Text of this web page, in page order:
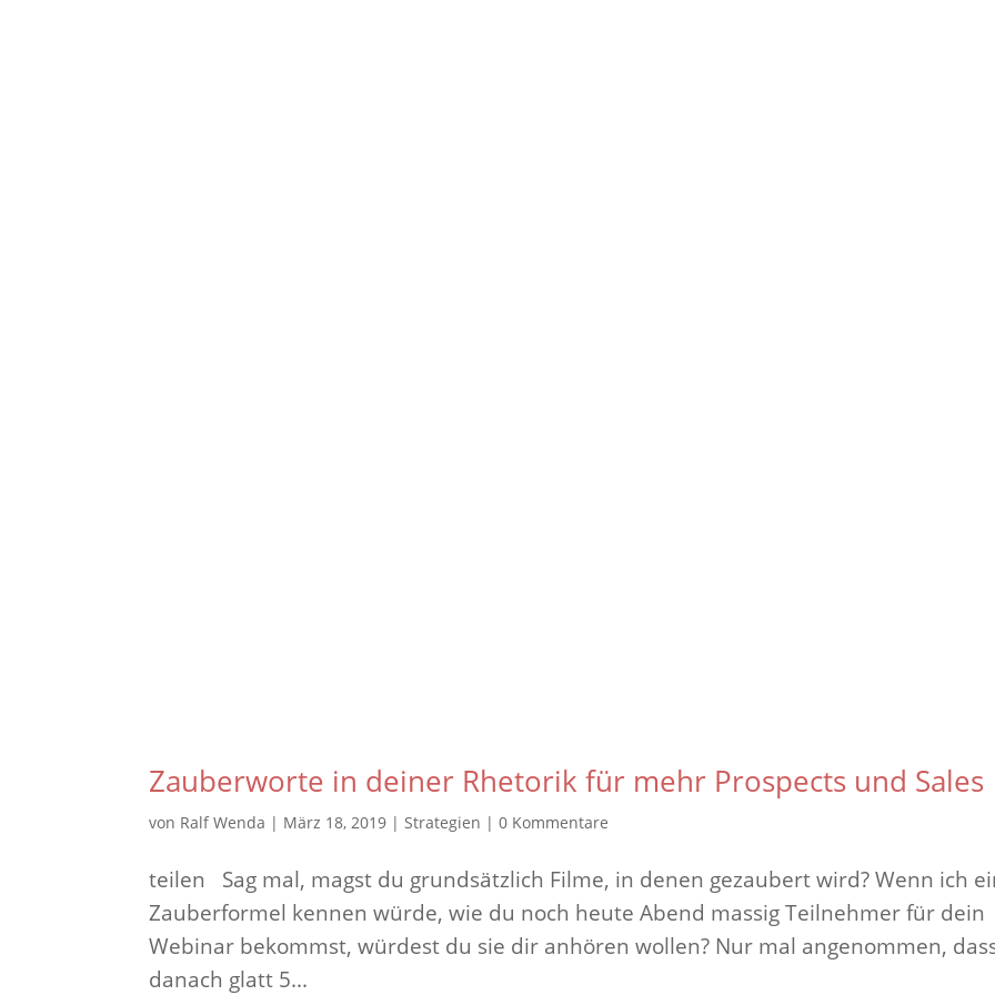
Zauberworte in deiner Rhetorik für mehr Prospects und Sales
von Ralf Wenda | März 18, 2019 |Strategien |0 Kommentare
teilen Sag mal, magst du grundsätzlich Filme, in denen gezaubert wird? Wenn ich
Zauberformel kennen würde, wie du noch heute Abend massig Teilnehmer für dein
Webinar bekommst, würdest du sie dir anhören wollen? Nur mal angenommen,
danach glatt 5...